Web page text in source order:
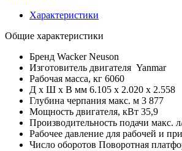
Характеристики
Общие характеристики
Бренд Wacker Neuson
Изготовитель двигателя Yanmar
Рабочая масса, кг 6060
Д x Ш x В мм 6.105 x 2.020 x 2.558
Глубина черпания макс. м 3 877
Мощность двигателя, кВт 35,9
Производительность подачи макс.
Рабочее давление для рабочей и
Число оборотов Поворотная